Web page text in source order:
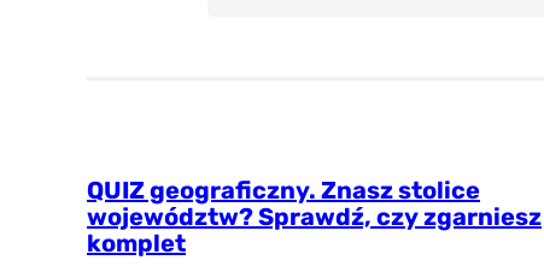
QUIZ geograficzny. Znasz stolice
województw? Sprawdź, czy zgarniesz
komplet